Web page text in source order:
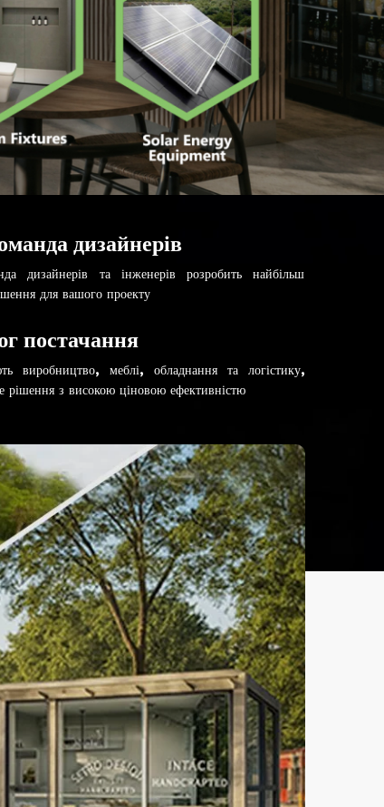
дизайнерів
дизайнерів та інженерів розробить найбільш
для вашого проекту
постачання
виробництво, меблі, обладнання та логістику,
рішення з високою ціновою ефективністю